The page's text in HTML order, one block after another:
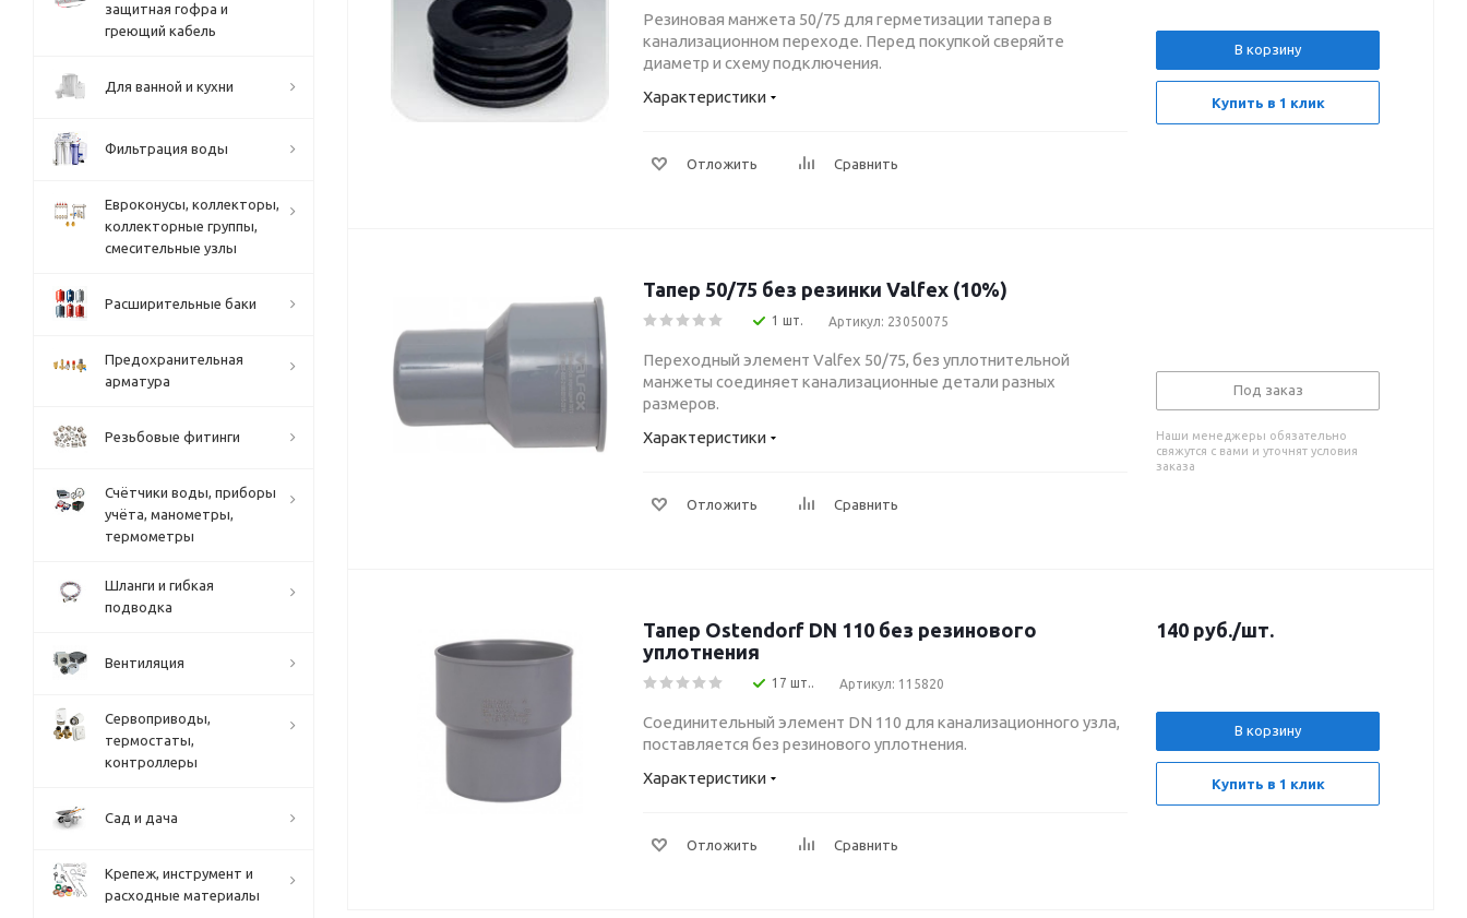
Резиновая манжета 50/75 для герметизации тапера в
канализационном переходе. Перед покупкой сверяйте
диаметр и схему подключения.
Характеристики
Отложить Сравнить
В корзину
Купить в 1 клик
Тапер 50/75 без резинки Valfex (10%)
1 шт. Артикул: 23050075
Переходный элемент Valfex 50/75, без уплотнительной
манжеты соединяет канализационные детали разных
размеров.
Характеристики
Отложить Сравнить
Под заказ
Наши менеджеры обязательно
свяжутся с вами и уточнят условия
заказа
Тапер Ostendorf DN 110 без резинового
уплотнения
17 шт.. Артикул: 115820
Соединительный элемент DN 110 для канализационного узла,
поставляется без резинового уплотнения.
Характеристики
Отложить Сравнить
140 руб./шт.
В корзину
Купить в 1 клик
защитная гофра и
греющий кабель
Для ванной и кухни
Фильтрация воды
Евроконусы, коллекторы,
коллекторные группы,
смесительные узлы
Расширительные баки
Предохранительная
арматура
Резьбовые фитинги
Счётчики воды, приборы
учёта, манометры,
термометры
Шланги и гибкая
подводка
Вентиляция
Сервоприводы,
термостаты,
контроллеры
Сад и дача
Крепеж, инструмент и
расходные материалы